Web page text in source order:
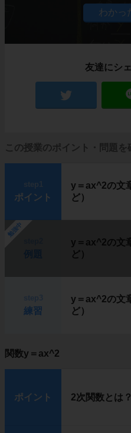
友達にシ
この授業のポイント・問題を
ポイント
y＝ax^2の文
ど）
勉強中
y＝ax^2の文
ど）
練習
y＝ax^2の文
ど）
関数y＝ax^2
ポイント 2次関数とは？